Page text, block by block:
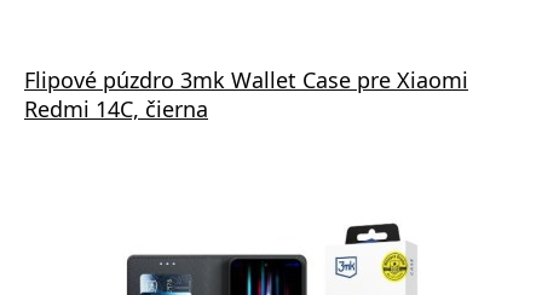
Flipové púzdro 3mk Wallet Case pre Xiaomi
Redmi 14C, čierna